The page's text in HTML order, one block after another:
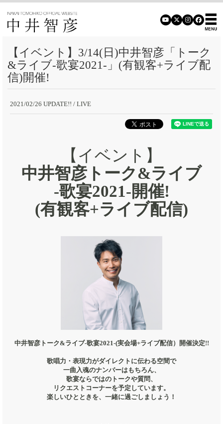
【イベント】3/14(日)中井智彦「トーク
&ライブ-歌宴2021-」(有観客+ライブ配
信)開催!
2021/02/26 UPDATE!! / LIVE
【イベント】
中井智彦トーク&ライブ
-歌宴2021-開催!
(有観客+ライブ配信)
中井智彦トーク&ライブ-歌宴2021-(実会場+ライブ配信）開催決定!!
歌唱力・表現力がダイレクトに伝わる空間で
一曲入魂のナンバーはもちろん、
歌宴ならではのトークや質問、
リクエストコーナーを予定しています。
楽しいひとときを、一緒に過ごしましょう！